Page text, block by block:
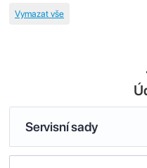
Servisní sady